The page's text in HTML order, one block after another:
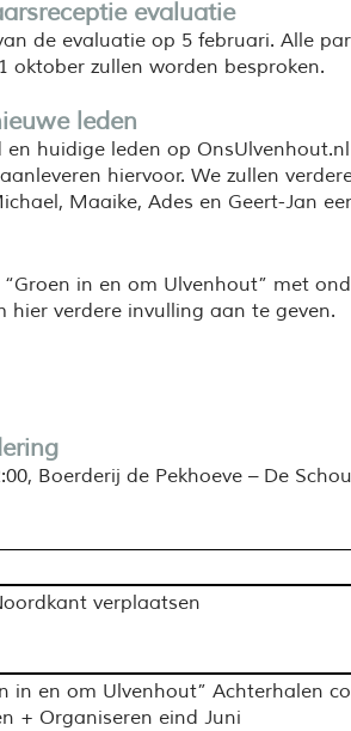
evaluatie
de evaluatie op 5 februari. Alle
oktober zullen worden besproken.
leden
huidige leden op
hiervoor. We zullen
Maaike, Ades en Geert-Jan
in en om Ulvenhout” met
verdere invulling aan te geven.
Boerderij de Pekhoeve – De
verplaatsen
in en om Ulvenhout” Achterhalen
+ Organiseren eind Juni